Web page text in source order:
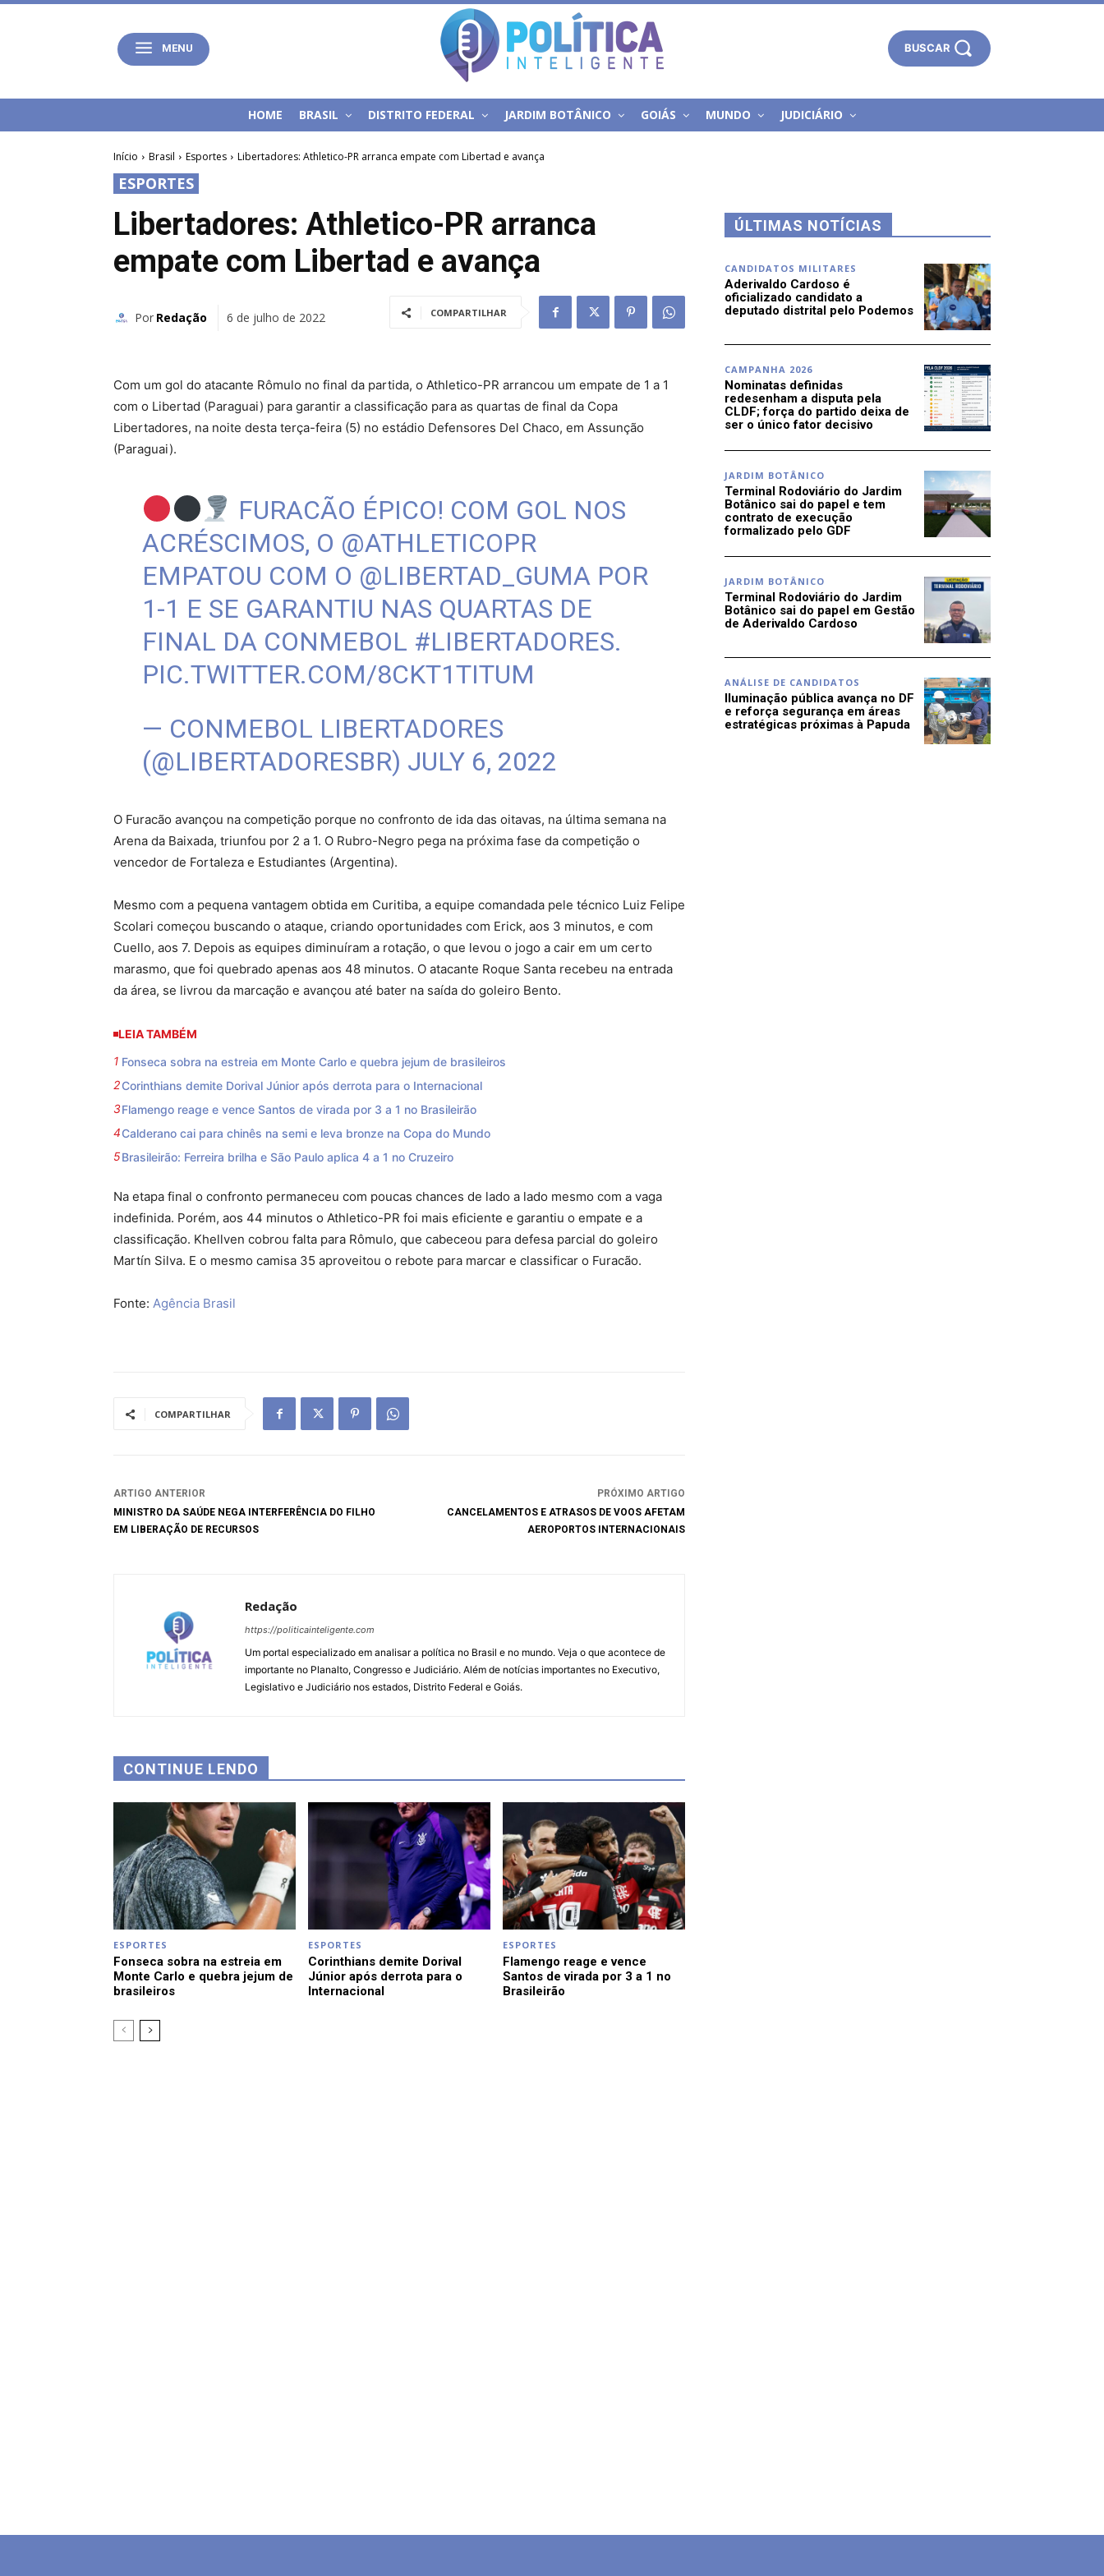
MENU BUSCAR
HOME BRASIL DISTRITO FEDERAL JARDIM BOTÂNICO GOIÁS MUNDO JUDICIÁRIO
Início Brasil Esportes Libertadores: Athletico-PR arranca empate com Libertad e avança
ESPORTES
Libertadores: Athletico-PR arranca
empate com Libertad e avança
Por Redação 6 de julho de 2022 COMPARTILHAR
Com um gol do atacante Rômulo no final da partida, o Athletico-PR arrancou um empate de 1 a 1
com o Libertad (Paraguai) para garantir a classificação para as quartas de final da Copa
Libertadores, na noite desta terça-feira (5) no estádio Defensores Del Chaco, em Assunção
(Paraguai).
FURACÃO ÉPICO! COM GOL NOS
ACRÉSCIMOS, O @ATHLETICOPR
EMPATOU COM O @LIBERTAD_GUMAPOR
1-1 E SE GARANTIU NAS QUARTAS DE
FINAL DA CONMEBOL #LIBERTADORES.
PIC.TWITTER.COM/8CKT1TITUM
— CONMEBOL LIBERTADORES
(@LIBERTADORESBR) JULY 6, 2022
O Furacão avançou na competição porque no confronto de ida das oitavas, na última semana na
Arena da Baixada, triunfou por 2 a 1. O Rubro-Negro pega na próxima fase da competição o
vencedor de Fortaleza e Estudiantes (Argentina).
Mesmo com a pequena vantagem obtida em Curitiba, a equipe comandada pele técnico Luiz Felipe
Scolari começou buscando o ataque, criando oportunidades com Erick, aos 3 minutos, e com
Cuello, aos 7. Depois as equipes diminuíram a rotação, o que levou o jogo a cair em um certo
marasmo, que foi quebrado apenas aos 48 minutos. O atacante Roque Santa recebeu na entrada
da área, se livrou da marcação e avançou até bater na saída do goleiro Bento.
LEIA TAMBÉM
Fonseca sobra na estreia em Monte Carlo e quebra jejum de brasileiros
Corinthians demite Dorival Júnior após derrota para o Internacional
Flamengo reage e vence Santos de virada por 3 a 1 no Brasileirão
Calderano cai para chinês na semi e leva bronze na Copa do Mundo
Brasileirão: Ferreira brilha e São Paulo aplica 4 a 1 no Cruzeiro
Na etapa final o confronto permaneceu com poucas chances de lado a lado mesmo com a vaga
indefinida. Porém, aos 44 minutos o Athletico-PR foi mais eficiente e garantiu o empate e a
classificação. Khellven cobrou falta para Rômulo, que cabeceou para defesa parcial do goleiro
Martín Silva. E o mesmo camisa 35 aproveitou o rebote para marcar e classificar o Furacão.
Fonte: Agência Brasil
COMPARTILHAR
ARTIGO ANTERIOR
MINISTRO DA SAÚDE NEGA INTERFERÊNCIA DO FILHO
EM LIBERAÇÃO DE RECURSOS
PRÓXIMO ARTIGO
CANCELAMENTOS E ATRASOS DE VOOS AFETAM
AEROPORTOS INTERNACIONAIS
Redação
https://politicainteligente.com
Um portal especializado em analisar a política no Brasil e no mundo. Veja o que acontece de
importante no Planalto, Congresso e Judiciário. Além de notícias importantes no Executivo,
Legislativo e Judiciário nos estados, Distrito Federal e Goiás.
CONTINUE LENDO
ESPORTES
Fonseca sobra na estreia em
Monte Carlo e quebra jejum de
brasileiros
ESPORTES
Corinthians demite Dorival
Júnior após derrota para o
Internacional
ESPORTES
Flamengo reage e vence
Santos de virada por 3 a 1 no
Brasileirão
ÚLTIMAS NOTÍCIAS
CANDIDATOS MILITARES
Aderivaldo Cardoso é
oficializado candidato a
deputado distrital pelo Podemos
CAMPANHA 2026
Nominatas definidas
redesenham a disputa pela
CLDF; força do partido deixa de
ser o único fator decisivo
JARDIM BOTÂNICO
Terminal Rodoviário do Jardim
Botânico sai do papel e tem
contrato de execução
formalizado pelo GDF
JARDIM BOTÂNICO
Terminal Rodoviário do Jardim
Botânico sai do papel em Gestão
de Aderivaldo Cardoso
ANÁLISE DE CANDIDATOS
Iluminação pública avança no DF
e reforça segurança em áreas
estratégicas próximas à Papuda